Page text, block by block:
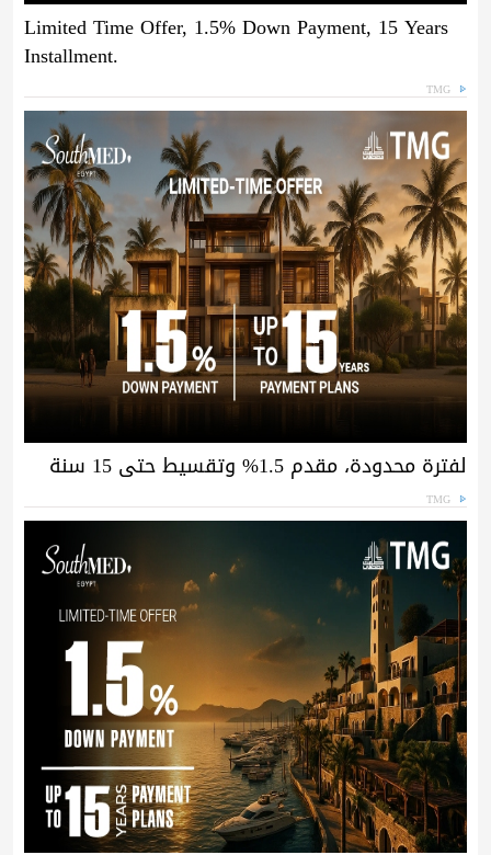
Limited Time Offer, 1.5% Down Payment, 15 Years
Installment.
TMG
لفترة محدودة، مقدم 1.5% وتقسيط حتى 15 سنة
TMG